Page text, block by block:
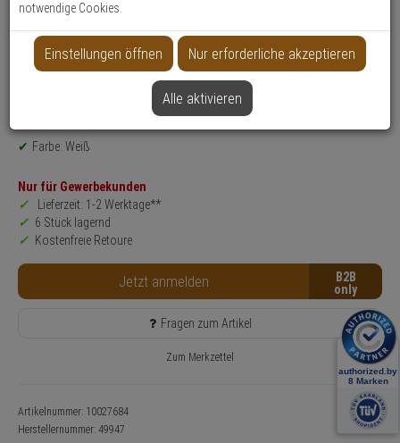
Datenblatt drucken
Produktinformationen
Vorhangschloss - Modell: T65AL myLock
Farbe: Weiß
Nur für Gewerbekunden
Lieferzeit: 1-2 Werktage**
6 Stück lagernd
Kostenfreie Retoure
Jetzt anmelden B2B
Fragen zum Artikel
Zum Merkzettel
Artikelnummer: 10027684
Herstellernummer: 49947
notwendige Cookies.
Einstellungen öffnen Nur erforderliche akzeptieren
Alle aktivieren